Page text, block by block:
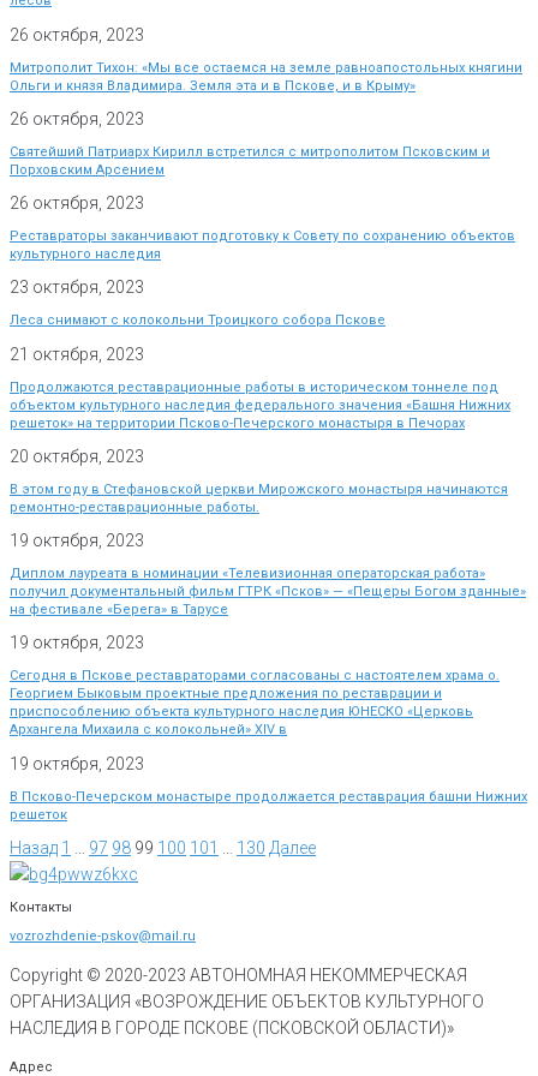
26 октября, 2023
Митрополит Тихон: «Мы все остаемся на земле равноапостольных княгини
Ольги и князя Владимира. Земля эта и в Пскове, и в Крыму»
26 октября, 2023
Святейший Патриарх Кирилл встретился с митрополитом Псковским и
Порховским Арсением
26 октября, 2023
Реставраторы заканчивают подготовку к Совету по сохранению объектов
культурного наследия
23 октября, 2023
Леса снимают с колокольни Троицкого собора Пскове
21 октября, 2023
Продолжаются реставрационные работы в историческом тоннеле под
объектом культурного наследия федерального значения «Башня Нижних
решеток» на территории Псково-Печерского монастыря в Печорах
20 октября, 2023
В этом году в Стефановской церкви Мирожского монастыря начинаются
ремонтно-реставрационные работы.
19 октября, 2023
Диплом лауреата в номинации «Телевизионная операторская работа»
получил документальный фильм ГТРК «Псков» — «Пещеры Богом зданные»
на фестивале «Берега» в Тарусе
19 октября, 2023
Сегодня в Пскове реставраторами согласованы с настоятелем храма о.
Георгием Быковым проектные предложения по реставрации и
приспособлению объекта культурного наследия ЮНЕСКО «Церковь
Архангела Михаила с колокольней» XIV в
19 октября, 2023
В Псково-Печерском монастыре продолжается реставрация башни Нижних
решеток
Назад 1 97 98 99 100 101 130 Далее
Контакты
vozrozhdenie-pskov@mail.ru
Copyright © 2020-2023 АВТОНОМНАЯ НЕКОММЕРЧЕСКАЯ
ОРГАНИЗАЦИЯ «ВОЗРОЖДЕНИЕ ОБЪЕКТОВ КУЛЬТУРНОГО
НАСЛЕДИЯ В ГОРОДЕ ПСКОВЕ (ПСКОВСКОЙ ОБЛАСТИ)»
Адрес